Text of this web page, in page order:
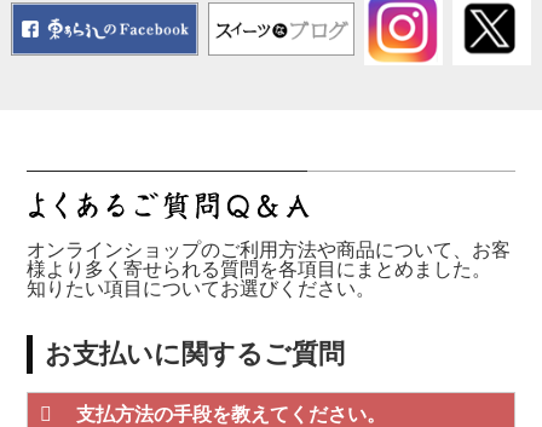
オンラインショップのご利用方法や商品について、お客
様より多く寄せられる質問を各項目にまとめました。
知りたい項目についてお選びください。
お支払いに関するご質問
支払方法の手段を教えてください。